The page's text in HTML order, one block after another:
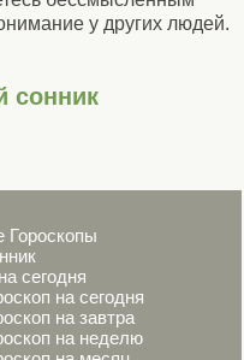
у других людей.
сонник
Гороскопы
сегодня
на сегодня
на завтра
на неделю